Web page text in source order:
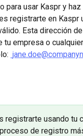
para usar Kaspr y haz
registrarte en Kaspr
Esta dirección
tu empresa o
registrarte usando tu
de registro